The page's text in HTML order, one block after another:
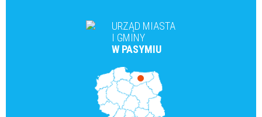
URZĄD MIASTA
I GMINY
W PASYMIU